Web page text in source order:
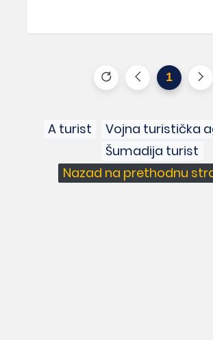
1
A turist
Vojna turistička
Šumadija turist
Nazad na prethodnu